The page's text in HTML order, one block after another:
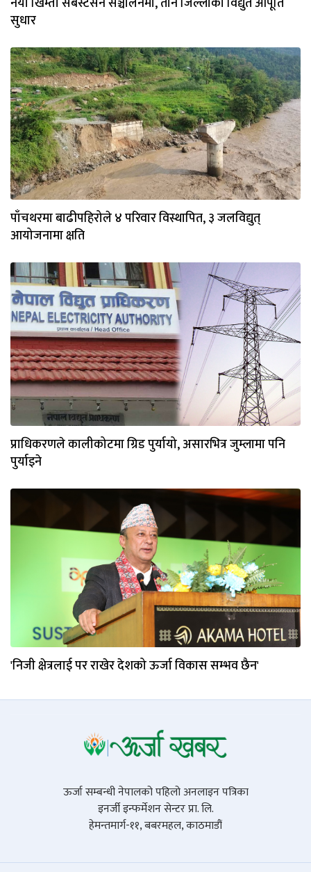
सुधार
पाँचथरमा बाढीपहिरोले ४ परिवार विस्थापित, ३ जलविद्युत्
आयोजनामा क्षति
प्राधिकरणले कालीकोटमा ग्रिड पुर्यायो, असारभित्र जुम्लामा पनि
पुर्याइने
'निजी क्षेत्रलाई पर राखेर देशको ऊर्जा विकास सम्भव छैन'
ऊर्जा सम्बन्धी नेपालको पहिलो अनलाइन पत्रिका
इनर्जी इन्फर्मेशन सेन्टर प्रा. लि.
हेमन्तमार्ग-११, बबरमहल, काठमाडौं